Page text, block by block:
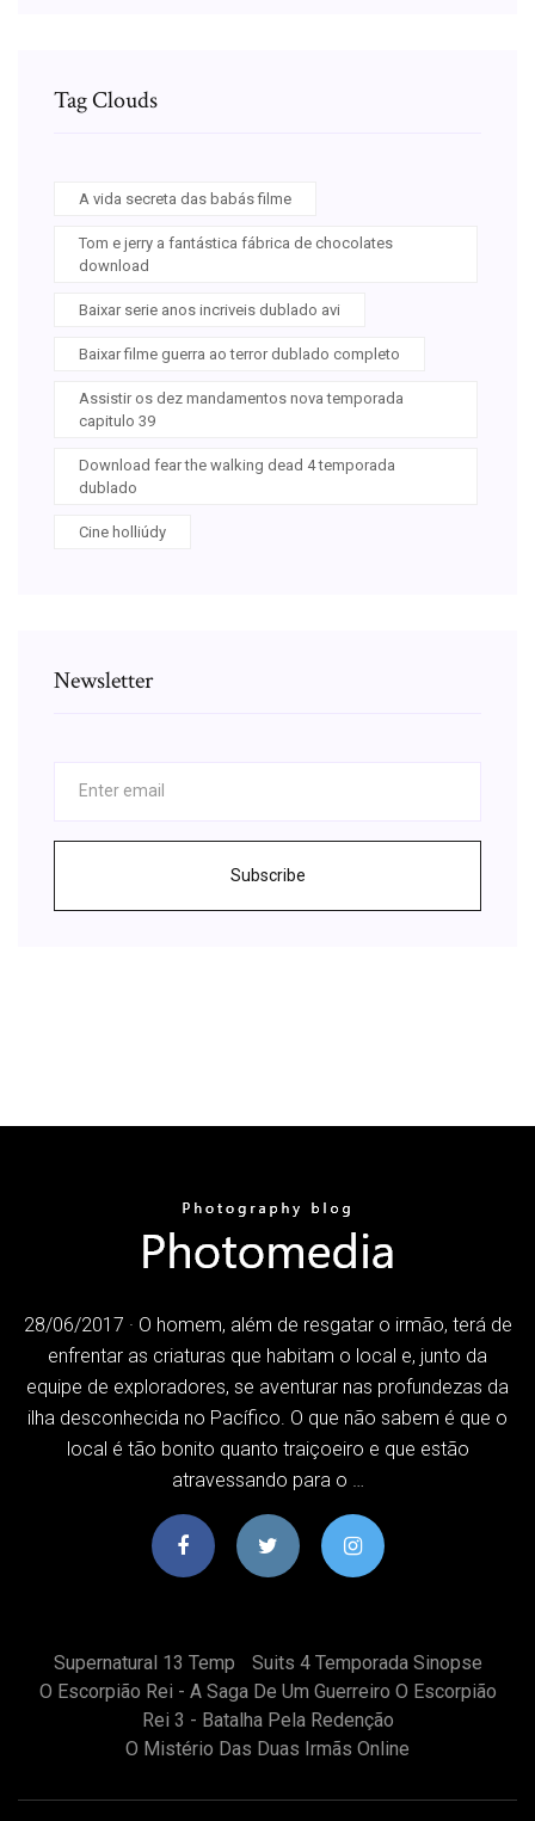
Tag Clouds
A vida secreta das babás filme
Tom e jerry a fantástica fábrica de chocolates
download
Baixar serie anos incriveis dublado avi
Baixar filme guerra ao terror dublado completo
Assistir os dez mandamentos nova temporada
capitulo 39
Download fear the walking dead 4 temporada
dublado
Cine holliúdy
Newsletter
Subscribe
28/06/2017 · O homem, além de resgatar o irmão, terá de
enfrentar as criaturas que habitam o local e, junto da
equipe de exploradores, se aventurar nas profundezas da
ilha desconhecida no Pacífico. O que não sabem é que o
local é tão bonito quanto traiçoeiro e que estão
atravessando para o …
Supernatural 13 Temp
Suits 4 Temporada Sinopse
O Escorpião Rei - A Saga De Um Guerreiro O Escorpião
Rei 3 - Batalha Pela Redenção
O Mistério Das Duas Irmãs Online